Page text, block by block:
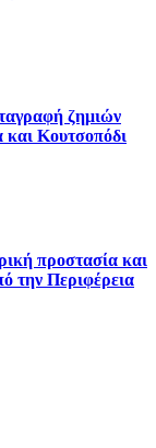
ζημιών
και Κουτσοπόδι
προστασία και
την Περιφέρεια